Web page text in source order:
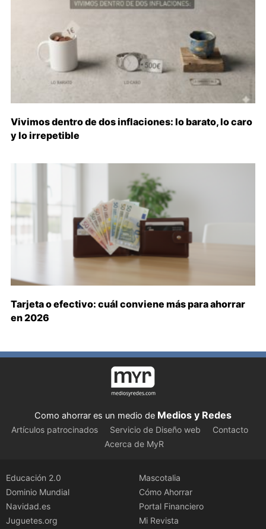
Vivimos dentro de dos inflaciones: lo barato, lo caro
y lo irrepetible
Tarjeta o efectivo: cuál conviene más para ahorrar
en 2026
Como ahorrar es un medio de Medios y Redes
Artículos patrocinados Servicio de Diseño web
Contacto
Acerca de MyR
Educación 2.0
Dominio Mundial
Navidad.es
Juguetes.org
Mascotalia
Cómo Ahorrar
Portal Financiero
Mi Revista